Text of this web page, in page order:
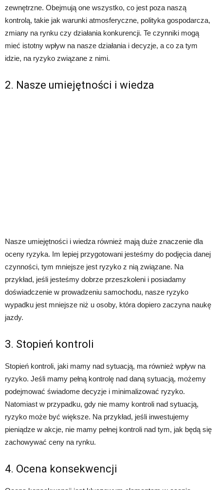
zewnętrzne. Obejmują one wszystko, co jest poza naszą
kontrolą, takie jak warunki atmosferyczne, polityka gospodarcza,
zmiany na rynku czy działania konkurencji. Te czynniki mogą
mieć istotny wpływ na nasze działania i decyzje, a co za tym
idzie, na ryzyko związane z nimi.
2. Nasze umiejętności i wiedza
Nasze umiejętności i wiedza również mają duże znaczenie dla
oceny ryzyka. Im lepiej przygotowani jesteśmy do podjęcia danej
czynności, tym mniejsze jest ryzyko z nią związane. Na
przykład, jeśli jesteśmy dobrze przeszkoleni i posiadamy
doświadczenie w prowadzeniu samochodu, nasze ryzyko
wypadku jest mniejsze niż u osoby, która dopiero zaczyna naukę
jazdy.
3. Stopień kontroli
Stopień kontroli, jaki mamy nad sytuacją, ma również wpływ na
ryzyko. Jeśli mamy pełną kontrolę nad daną sytuacją, możemy
podejmować świadome decyzje i minimalizować ryzyko.
Natomiast w przypadku, gdy nie mamy kontroli nad sytuacją,
ryzyko może być większe. Na przykład, jeśli inwestujemy
pieniądze w akcje, nie mamy pełnej kontroli nad tym, jak będą się
zachowywać ceny na rynku.
4. Ocena konsekwencji